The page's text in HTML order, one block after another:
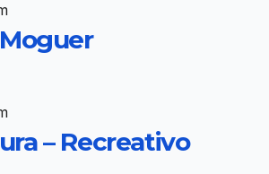
– Recreativo